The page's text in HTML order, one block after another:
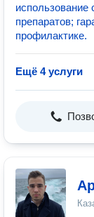
препаратов;
профилактике.
Ещё 4 услуги